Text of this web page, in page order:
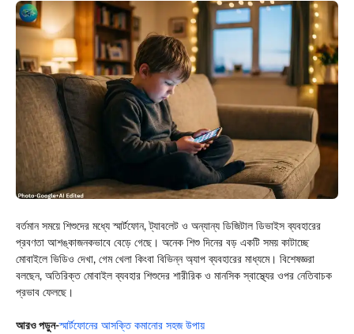
বর্তমান সময়ে শিশুদের মধ্যে স্মার্টফোন, ট্যাবলেট ও অন্যান্য ডিজিটাল ডিভাইস ব্যবহারের
প্রবণতা আশঙ্কাজনকভাবে বেড়ে গেছে। অনেক শিশু দিনের বড় একটি সময় কাটাচ্ছে
মোবাইলে ভিডিও দেখা, গেম খেলা কিংবা বিভিন্ন অ্যাপ ব্যবহারের মাধ্যমে। বিশেষজ্ঞরা
বলছেন, অতিরিক্ত মোবাইল ব্যবহার শিশুদের শারীরিক ও মানসিক স্বাস্থ্যের ওপর নেতিবাচক
প্রভাব ফেলছে।
আরও পড়ুন-স্মার্টফোনের আসক্তি কমানোর সহজ উপায়